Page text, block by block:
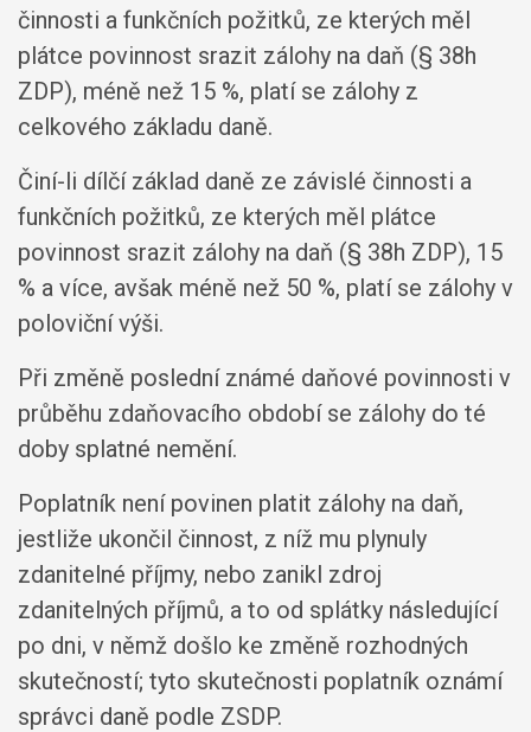
činnosti a funkčních požitků, ze kterých měl
plátce povinnost srazit zálohy na daň (§ 38h
ZDP), méně než 15 %, platí se zálohy z
celkového základu daně.
Činí-li dílčí základ daně ze závislé činnosti a
funkčních požitků, ze kterých měl plátce
povinnost srazit zálohy na daň (§ 38h ZDP), 15
% a více, avšak méně než 50 %, platí se zálohy v
poloviční výši.
Při změně poslední známé daňové povinnosti v
průběhu zdaňovacího období se zálohy do té
doby splatné nemění.
Poplatník není povinen platit zálohy na daň,
jestliže ukončil činnost, z níž mu plynuly
zdanitelné příjmy, nebo zanikl zdroj
zdanitelných příjmů, a to od splátky následující
po dni, v němž došlo ke změně rozhodných
skutečností; tyto skutečnosti poplatník oznámí
správci daně podle ZSDP.